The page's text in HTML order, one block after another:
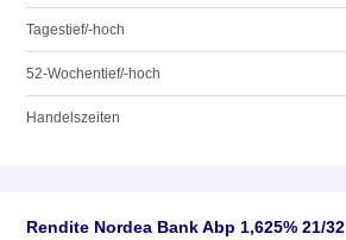
Tagestief/-hoch
52-Wochentief/-hoch
Handelszeiten
Rendite Nordea Bank Abp 1,625% 21/32